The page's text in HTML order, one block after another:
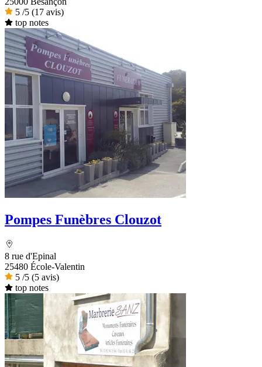
5 /5 (17 avis)
top notes
Pompes Funèbres Clouzot
8 rue d'Epinal
25480 École-Valentin
5 /5 (5 avis)
top notes